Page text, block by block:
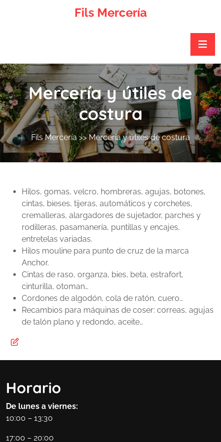
Fils Mercería
Mercería y útiles de
costura
Fils Mercería>> Mercería y útiles de costura
Hilos, gomas, velcro, hombreras, agujas, botones,
cintas, bieses, tijeras, automáticos y corchetes,
cremalleras, alargadores de sujetador, parches y
rodilleras, pasamanería, puntillas y encajes,
entretelas variadas.
Hilos mouline para punto de cruz de la marca
Anchor.
Cintas de raso, organza, bies, beta, estrafort,
cinturilla, otoman…
Cordones de algodón, cola de ratón, cuero…
Recambios para máquinas de coser: correas, agujas
de talón plano y redondo, aceite…
Horario
De lunes a viernes:
10:00 – 13:30
17:00 – 20:00